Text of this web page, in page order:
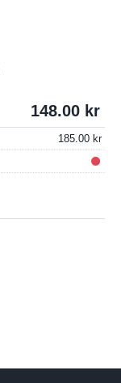
148.00
185.00